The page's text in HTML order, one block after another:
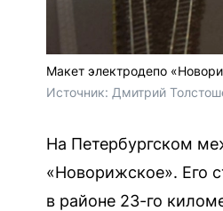
Макет электродепо
Источник: Дмитрий
На Петербургском
«Новорижское». Его
в районе 23-го